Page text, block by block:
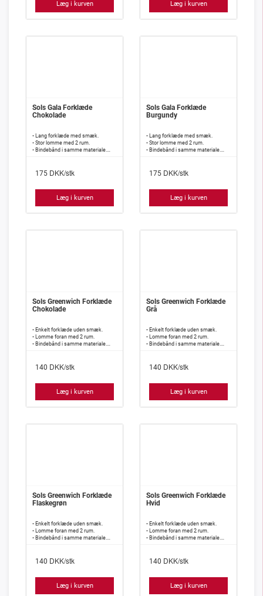
Læg i kurven Læg i kurven
Sols Gala Forklæde
Chokolade
• Lang forklæde med smæk.
• Stor lomme med 2 rum.
• Bindebånd i samme materiale.
175 DKK/stk
Læg i kurven
Sols Gala Forklæde
Burgundy
• Lang forklæde med smæk.
• Stor lomme med 2 rum.
• Bindebånd i samme materiale.
175 DKK/stk
Læg i kurven
Sols Greenwich Forklæde
Chokolade
• Enkelt forklæde uden smæk.
• Lomme foran med 2 rum.
• Bindebånd i samme materiale.
140 DKK/stk
Læg i kurven
Sols Greenwich Forklæde
Grå
• Enkelt forklæde uden smæk.
• Lomme foran med 2 rum.
• Bindebånd i samme materiale.
140 DKK/stk
Læg i kurven
Sols Greenwich Forklæde
Flaskegrøn
• Enkelt forklæde uden smæk.
• Lomme foran med 2 rum.
• Bindebånd i samme materiale.
140 DKK/stk
Læg i kurven
Sols Greenwich Forklæde
Hvid
• Enkelt forklæde uden smæk.
• Lomme foran med 2 rum.
• Bindebånd i samme materiale.
140 DKK/stk
Læg i kurven